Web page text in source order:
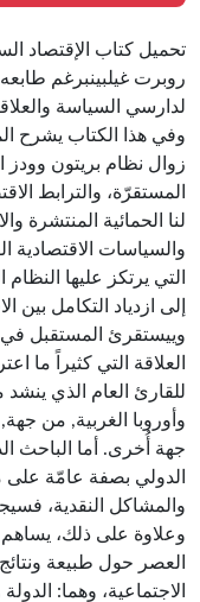
روبرت غيلبينبرغم
لدارسي السياسة
وفي هذا الكتاب يشرح
زوال نظام بريتون وودز
المستقرّة، والترابط
لنا الحمائية المنتشرة
والسياسات الاقتصادية
التي يرتكز عليها
إلى ازدياد التكامل بين
وييستقرئ المستقبل في
العلاقة التي كثيراً ما
للقارئ العام الذي ينشد
وأوروبا الغربية, من
جهة أُخرى. أما الباحث
الدولي بصفة عامّة على
والمشاكل النقدية،
وعلاوة على ذلك،
العصر حول طبيعة
الاجتماعية، وهما: